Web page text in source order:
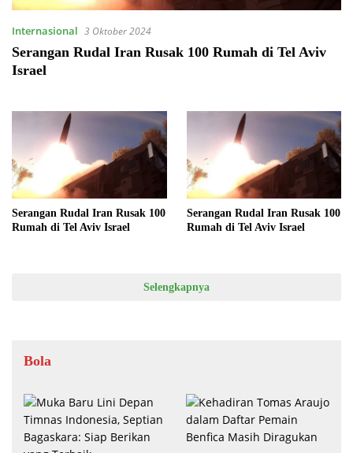
Internasional 3 Oktober 2024
Serangan Rudal Iran Rusak 100 Rumah di Tel Aviv
Israel
Serangan Rudal Iran Rusak 100
Rumah di Tel Aviv Israel
Serangan Rudal Iran Rusak 100
Rumah di Tel Aviv Israel
Selengkapnya
Bola